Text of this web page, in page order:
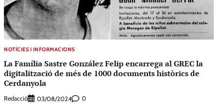
NOTÍCIES I INFORMACIONS
La Família Sastre González Felip encarrega al GREC la
digitalització de més de 1000 documents històrics de
Cerdanyola
Redacció 03/08/2024 0